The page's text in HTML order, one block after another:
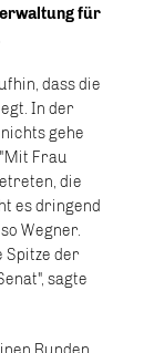
für
dass die
In der
gehe
Frau
die
es dringend
Wegner.
Spitze der
sagte